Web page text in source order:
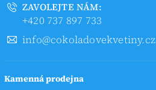
ZAVOLEJTE NÁM:
+420 737 897 733
info@cokoladovekvetiny.cz
Kamenná prodejna